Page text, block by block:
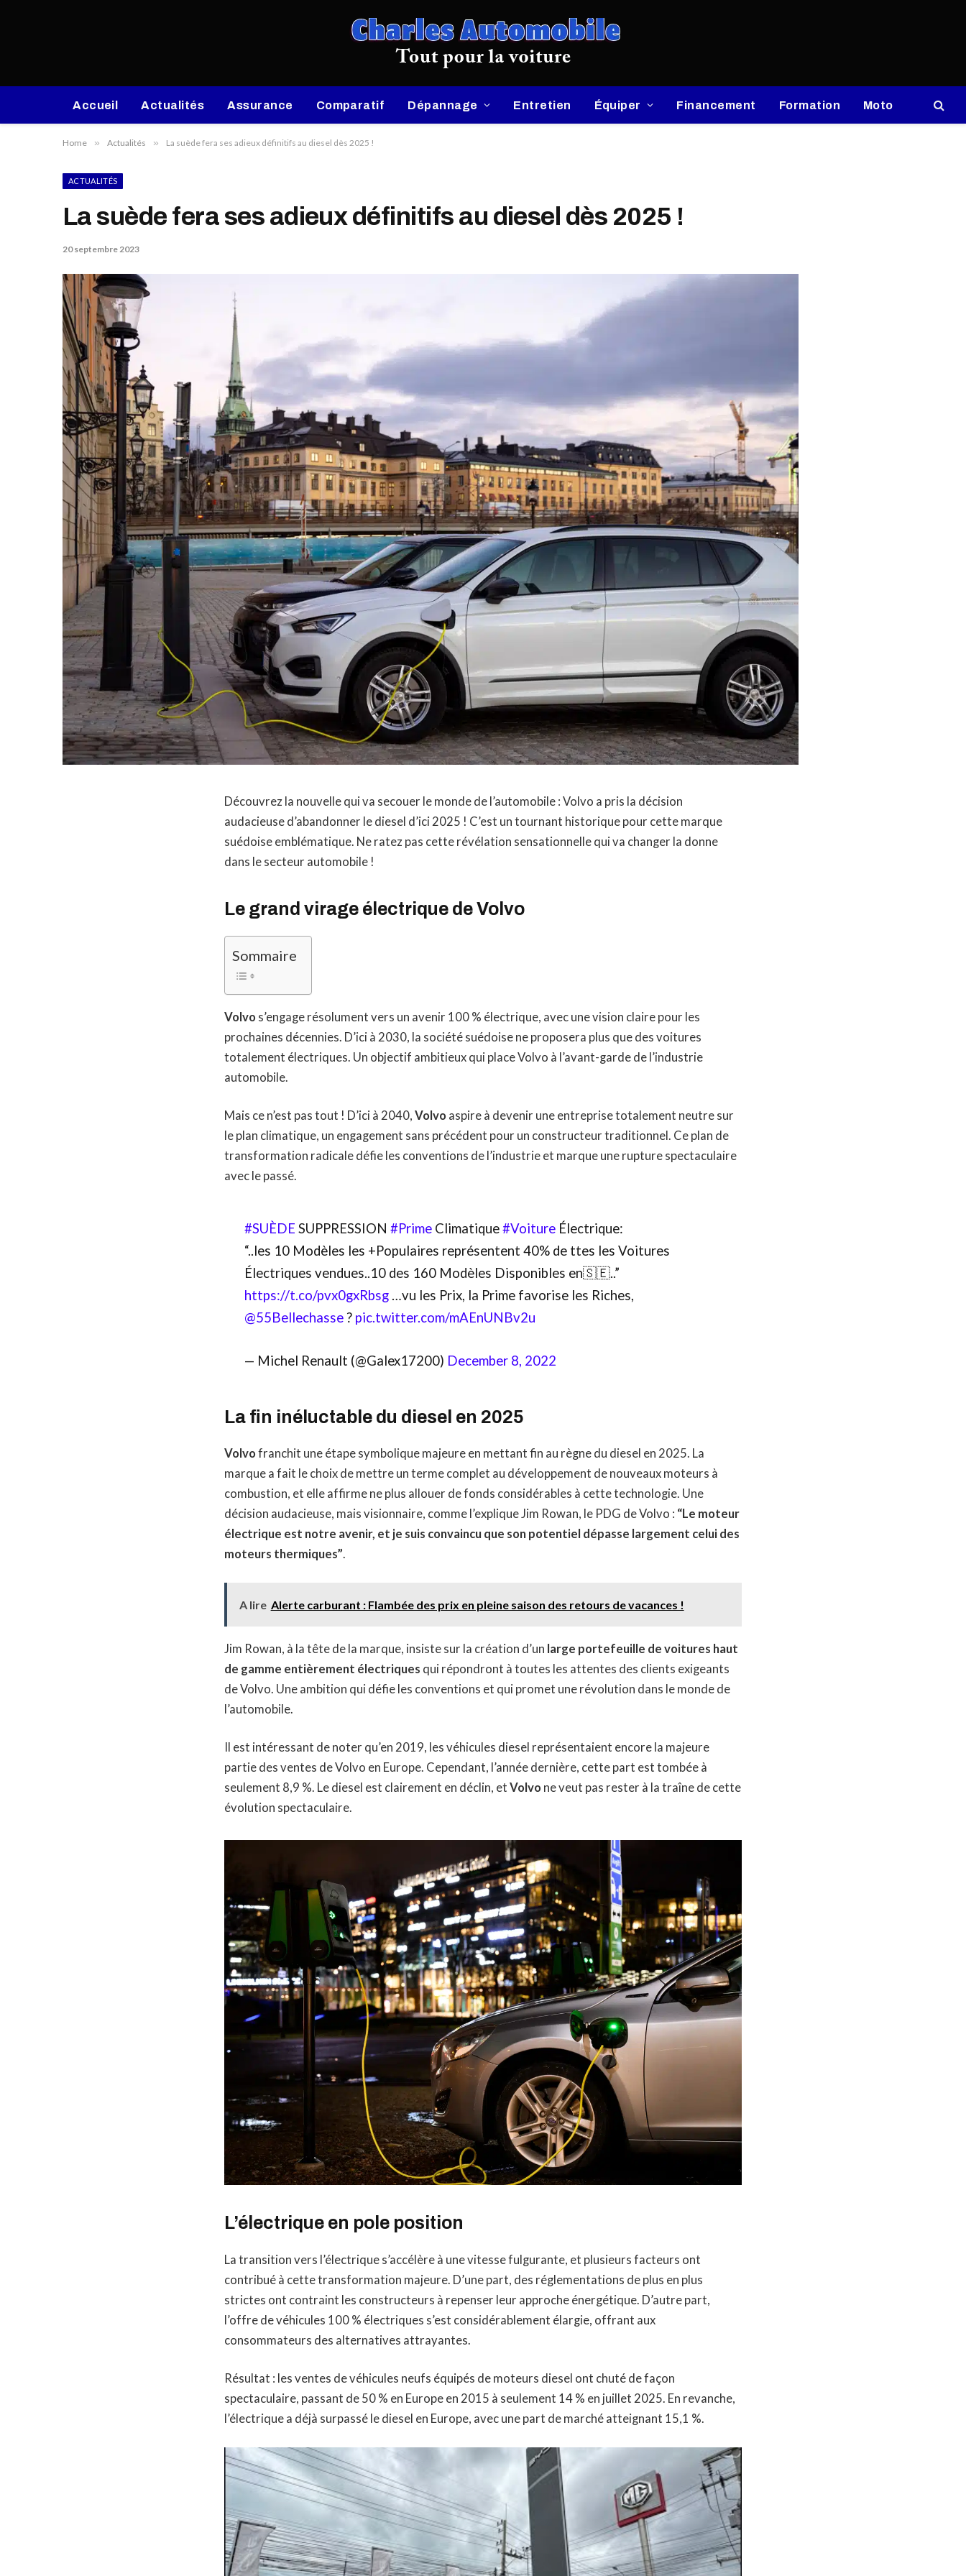
Accueil Actualités Assurance Comparatif Dépannage Entretien Équiper Financement Formation Moto
Home » Actualités » La suède fera ses adieux définitifs au diesel dès 2025 !
ACTUALITÉS
La suède fera ses adieux définitifs au diesel dès 2025 !
20 septembre 2023
Découvrez la nouvelle qui va secouer le monde de l’automobile : Volvo a pris la décision
audacieuse d’abandonner le diesel d’ici 2025 ! C’est un tournant historique pour cette marque
suédoise emblématique. Ne ratez pas cette révélation sensationnelle qui va changer la donne
dans le secteur automobile !
Le grand virage électrique de Volvo
Sommaire
Volvo s’engage résolument vers un avenir 100 % électrique, avec une vision claire pour les
prochaines décennies. D’ici à 2030, la société suédoise ne proposera plus que des voitures
totalement électriques. Un objectif ambitieux qui place Volvo à l’avant-garde de l’industrie
automobile.
Mais ce n’est pas tout ! D’ici à 2040, Volvo aspire à devenir une entreprise totalement neutre sur
le plan climatique, un engagement sans précédent pour un constructeur traditionnel. Ce plan de
transformation radicale défie les conventions de l’industrie et marque une rupture spectaculaire
avec le passé.
#SUÈDE SUPPRESSION #PrimeClimatique#VoitureÉlectrique:
“..les 10 Modèles les +Populaires représentent 40% de ttes les Voitures
Électriques vendues..10 des 160 Modèles Disponibles en🇸🇪..”
https://t.co/pvx0gxRbsg…vu les Prix, la Prime favorise les Riches,
@55Bellechasse? pic.twitter.com/mAEnUNBv2u
— Michel Renault (@Galex17200) December 8, 2022
La fin inéluctable du diesel en 2025
Volvo franchit une étape symbolique majeure en mettant fin au règne du diesel en 2025. La
marque a fait le choix de mettre un terme complet au développement de nouveaux moteurs à
combustion, et elle affirme ne plus allouer de fonds considérables à cette technologie. Une
décision audacieuse, mais visionnaire, comme l’explique Jim Rowan, le PDG de Volvo : “Le moteur
électrique est notre avenir, et je suis convaincu que son potentiel dépasse largement celui des
moteurs thermiques”.
A lire Alerte carburant : Flambée des prix en pleine saison des retours de vacances !
Jim Rowan, à la tête de la marque, insiste sur la création d’un large portefeuille de voitures haut
de gamme entièrement électriques qui répondront à toutes les attentes des clients exigeants
de Volvo. Une ambition qui défie les conventions et qui promet une révolution dans le monde de
l’automobile.
Il est intéressant de noter qu’en 2019, les véhicules diesel représentaient encore la majeure
partie des ventes de Volvo en Europe. Cependant, l’année dernière, cette part est tombée à
seulement 8,9 %. Le diesel est clairement en déclin, et Volvo ne veut pas rester à la traîne de cette
évolution spectaculaire.
L’électrique en pole position
La transition vers l’électrique s’accélère à une vitesse fulgurante, et plusieurs facteurs ont
contribué à cette transformation majeure. D’une part, des réglementations de plus en plus
strictes ont contraint les constructeurs à repenser leur approche énergétique. D’autre part,
l’offre de véhicules 100 % électriques s’est considérablement élargie, offrant aux
consommateurs des alternatives attrayantes.
Résultat : les ventes de véhicules neufs équipés de moteurs diesel ont chuté de façon
spectaculaire, passant de 50 % en Europe en 2015 à seulement 14 % en juillet 2025. En revanche,
l’électrique a déjà surpassé le diesel en Europe, avec une part de marché atteignant 15,1 %.